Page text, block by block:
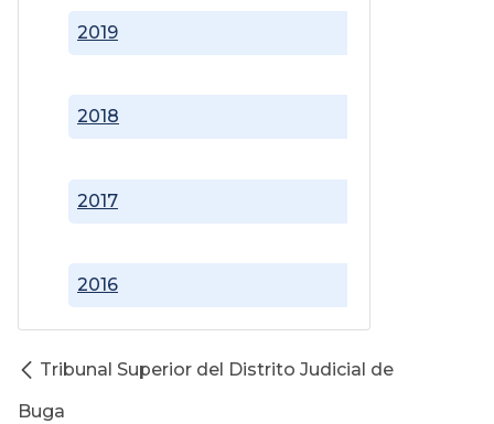
2016
2017
2018
2019
Tribunal Superior del Distrito Judicial de
Buga